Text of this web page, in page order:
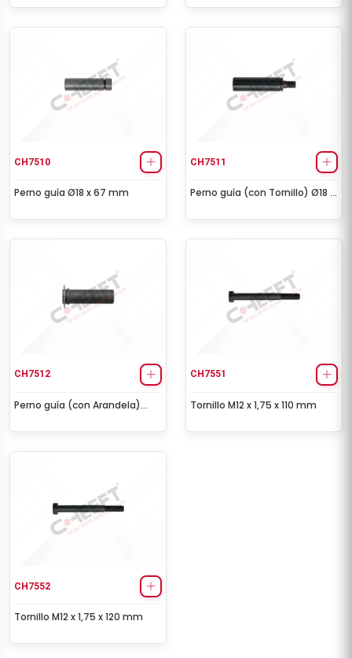
CH7510
Perno guía Ø18 x 67 mm
CH7511
Perno guía (con Tornillo) Ø18 x
CH7512
Perno guía (con Arandela)
CH7551
Tornillo M12 x 1,75 x 110 mm
CH7552
Tornillo M12 x 1,75 x 120 mm